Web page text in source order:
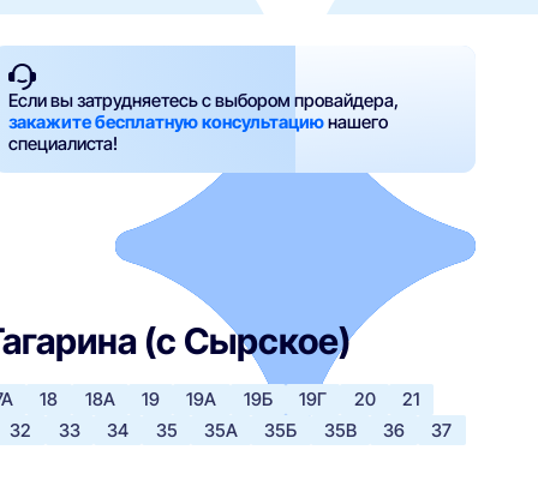
Если вы затрудняетесь с выбором провайдера,
закажите бесплатную консультациюнашего
специалиста!
(с Сырское)
18 18А 19 19А 19Б 19Г 20
21
32 33 34 35 35А 35Б 35В 36
37